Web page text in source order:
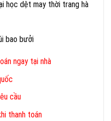
dệt may thời trang hà
bao bưởi
ngay tại nhà
cầu
thanh toán